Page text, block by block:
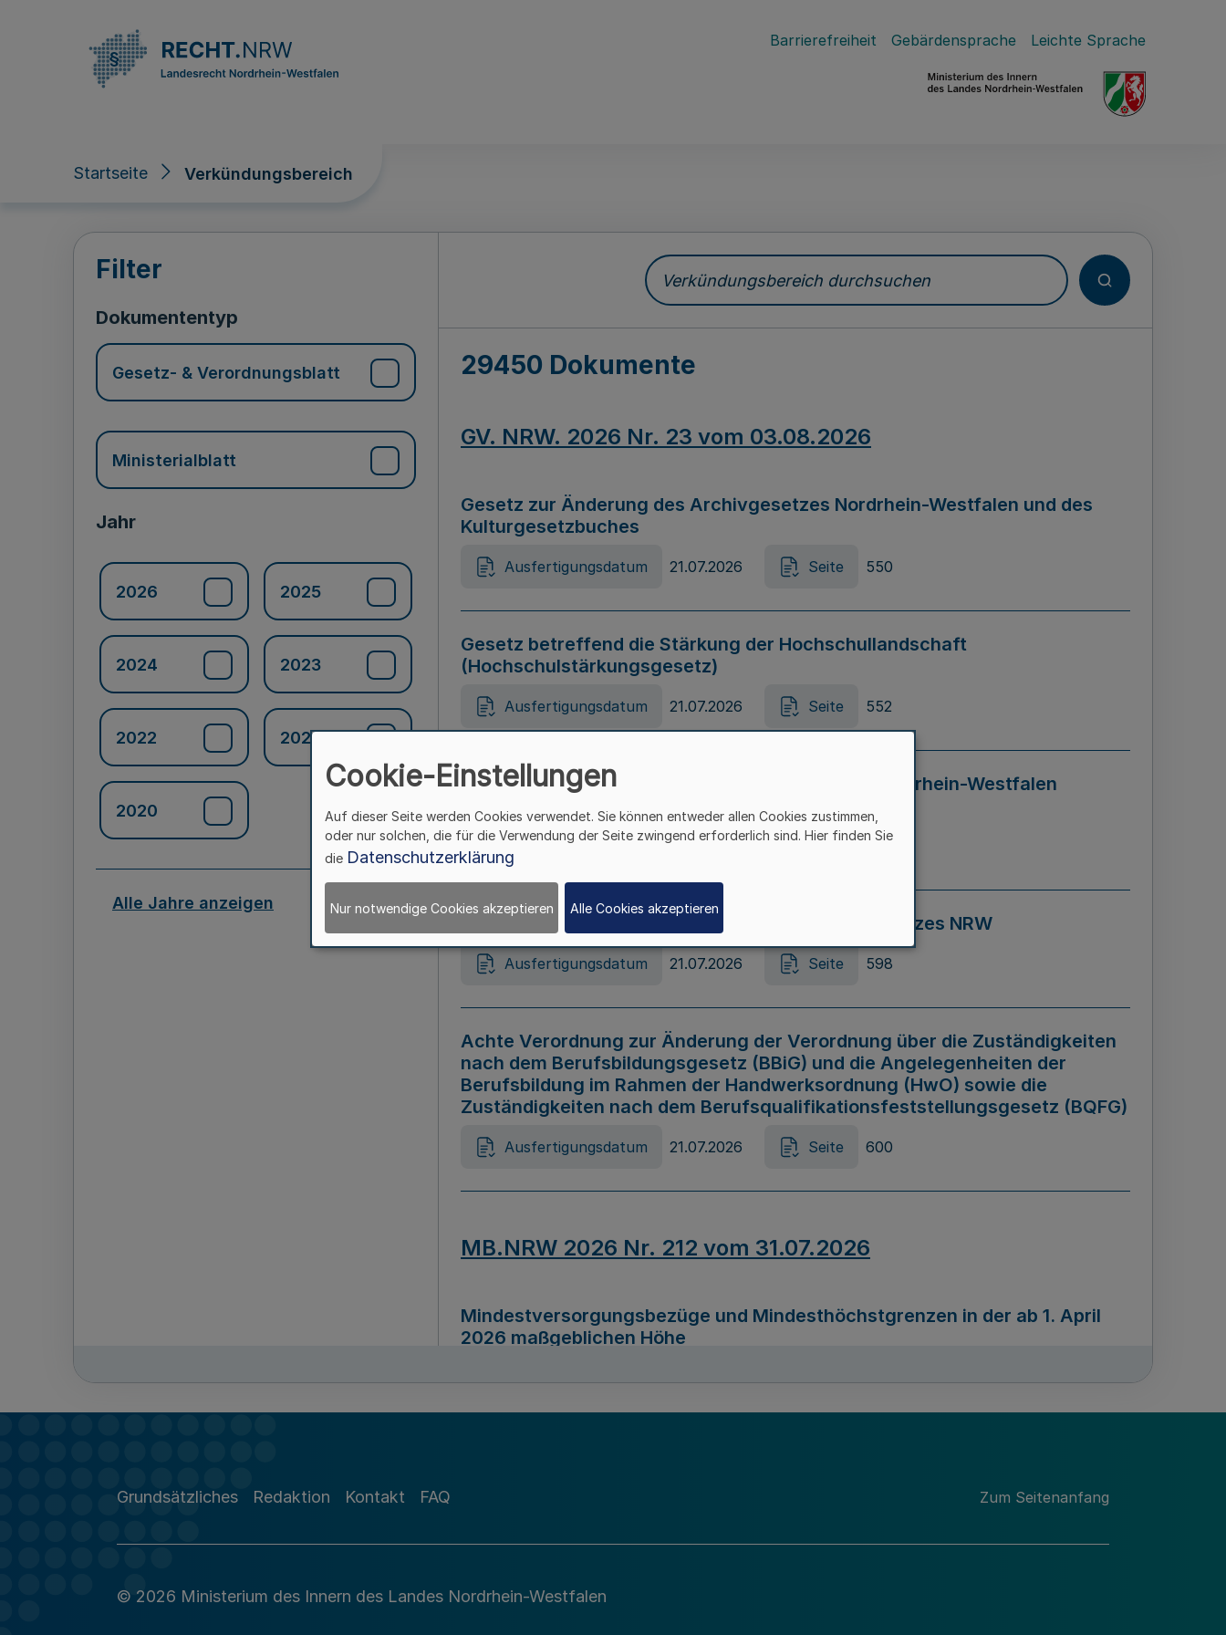
Barrierefreiheit Gebärdensprache Leichte Sprache
Startseite Verkündungsbereich
Verkündungsbereich
Filter
Dokumententyp
Gesetz- & Verordnungsblatt
Ministerialblatt
Jahr
2026 2025
2024 2023
2022 2021
2020
Alle Jahre anzeigen
Verkündungsbereich durchsuchen
29450 Dokumente
GV. NRW. 2026 Nr. 23 vom 03.08.2026
Gesetz zur Änderung des Archivgesetzes Nordrhein-Westfalen und des
Kulturgesetzbuches
Ausfertigungsdatum 21.07.2026 Seite 550
Gesetz betreffend die Stärkung der Hochschullandschaft
(Hochschulstärkungsgesetz)
Ausfertigungsdatum 21.07.2026 Seite 552
Gesetz zur Vermeidung von Diskriminierung in Nordrhein-Westfalen
(Landesantidiskriminierungsgesetz – LADG NRW)
Ausfertigungsdatum 21.07.2026 Seite 595
Gesetz zur Änderung des Online-Casinospiel Gesetzes NRW
Ausfertigungsdatum 21.07.2026 Seite 598
Achte Verordnung zur Änderung der Verordnung über die Zuständigkeiten
nach dem Berufsbildungsgesetz (BBiG) und die Angelegenheiten der
Berufsbildung im Rahmen der Handwerksordnung (HwO) sowie die
Zuständigkeiten nach dem Berufsqualifikationsfeststellungsgesetz (BQFG)
Ausfertigungsdatum 21.07.2026 Seite 600
MB.NRW 2026 Nr. 212 vom 31.07.2026
Mindestversorgungsbezüge und Mindesthöchstgrenzen in der ab 1. April
2026 maßgeblichen Höhe
Richtlinie zur Durchführung des Förderprogramms „Mittelstand Innovativ &
Grundsätzliches Redaktion Kontakt FAQ Zum Seitenanfang
© 2026 Ministerium des Innern des Landes Nordrhein-Westfalen
Cookie-Einstellungen
Auf dieser Seite werden Cookies verwendet. Sie können entweder allen Cookies zustimmen,
oder nur solchen, die für die Verwendung der Seite zwingend erforderlich sind. Hier finden Sie
die Datenschutzerklärung
Nur notwendige Cookies akzeptieren Alle Cookies akzeptieren